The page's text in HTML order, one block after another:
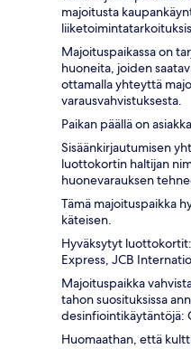
majoitusta
Majoituspaikassa on
huoneita, joiden
ottamalla yhteyttä
varausvahvistuksesta.
Paikan päällä on
Sisäänkirjautumisen
luottokortin haltijan
huonevarauksen
Tämä majoituspaikka
käteisen.
Hyväksytyt
Express, JCB
Majoituspaikka
tahon suosituksissa
desinfiointikäytäntöjä:
Huomaathan, että